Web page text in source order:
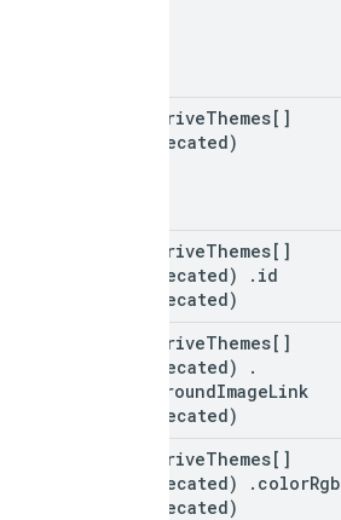
DriveThemes[]
(deprecated)
DriveThemes[]
(deprecated)
. id
(deprecated)
DriveThemes[]
(deprecated)
.
backgroundImageLink
(deprecated)
DriveThemes[]
(deprecated)
. colorRgb
(deprecated)